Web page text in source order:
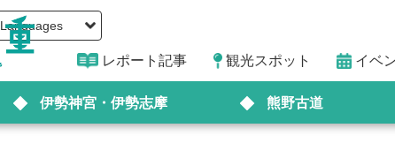
Languages
レポート記事 観光スポット イベ
伊勢神宮・伊勢志摩 熊野古道